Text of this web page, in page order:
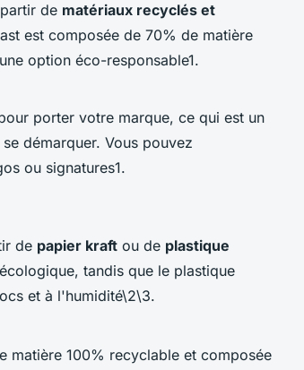
de matériaux recyclés et
est composée de 70% de matière
option éco-responsable1.
porter votre marque, ce qui est un
démarquer. Vous pouvez
ou signatures1.
de papier kraft ou de plastique
tandis que le plastique
et à l'humidité\2\3.
matière 100% recyclable et composée